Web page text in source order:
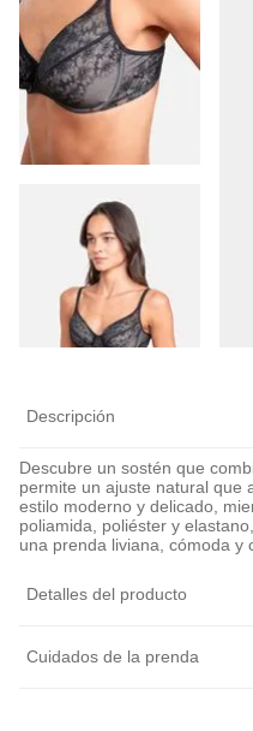
Descripción
Descubre un sostén que
permite un ajuste natural que
estilo moderno y delicado,
poliamida, poliéster y
una prenda liviana, cómoda y
Detalles del producto
Cuidados de la prenda